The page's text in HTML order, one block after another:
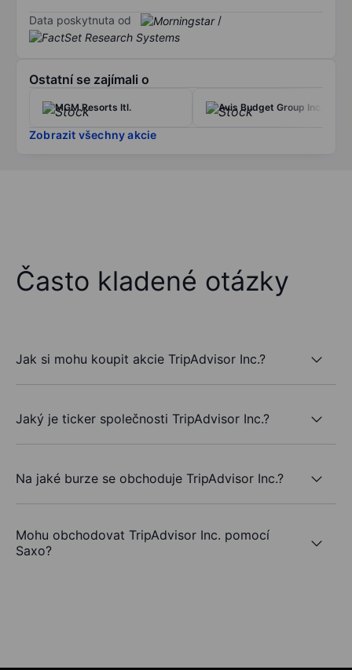
Data poskytnuta od /
Ostatní se zajímali o
MGM Resorts Itl. Avis Budget Group Inc.
Zobrazit všechny akcie
Často kladené otázky
Jak si mohu koupit akcie TripAdvisor Inc.?
Jaký je ticker společnosti TripAdvisor Inc.?
Na jaké burze se obchoduje TripAdvisor Inc.?
Mohu obchodovat TripAdvisor Inc. pomocí
Saxo?